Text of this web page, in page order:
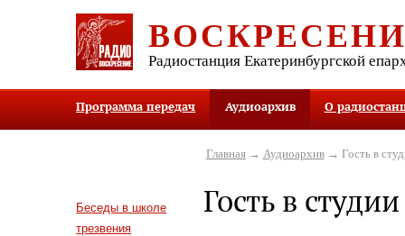
Радиостанция Екатеринбургской
Программа передач Аудиоархив О
Беседы в школе
трезвения
Главная→ Аудиоархив→ Гость в
Гость в студии